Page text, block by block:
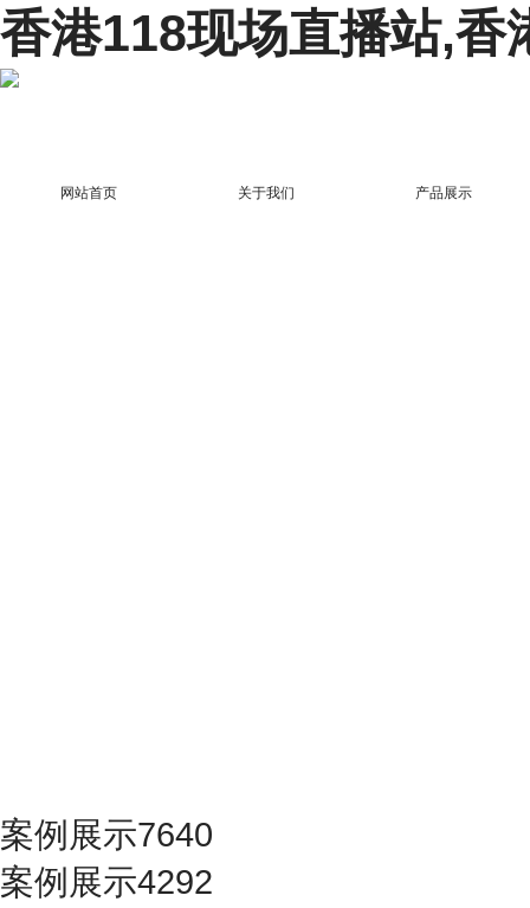
香港118现场直播站,香
网站首页 关于我们 产品展示
案例展示7640
案例展示4292